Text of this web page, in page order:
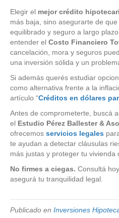
Elegir el mejor crédito
más baja, sino asegurarte de
equilibrado y seguro a largo
entender el Costo Financiero
cancelación, mora y seguros
una inversión sólida y un
Si además querés estudiar
como alternativa frente a la
artículo “Créditos en dólares
Antes de comprometerte, buscá
el Estudio Pérez Ballester &
ofrecemos servicios legales
te ayudan a detectar cláusulas
más justas y proteger tu vivienda
No firmes a ciegas. Consultá
asegurá tu tranquilidad legal.
Publicado en Inversiones